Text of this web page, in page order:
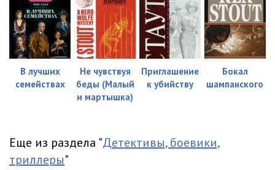
В лучших
семействах
Не чувствуя
беды (Малый
и мартышка)
Приглашение
к убийству
Бокал
шампанского
Еще из раздела "Детективы, боевики,
триллеры"